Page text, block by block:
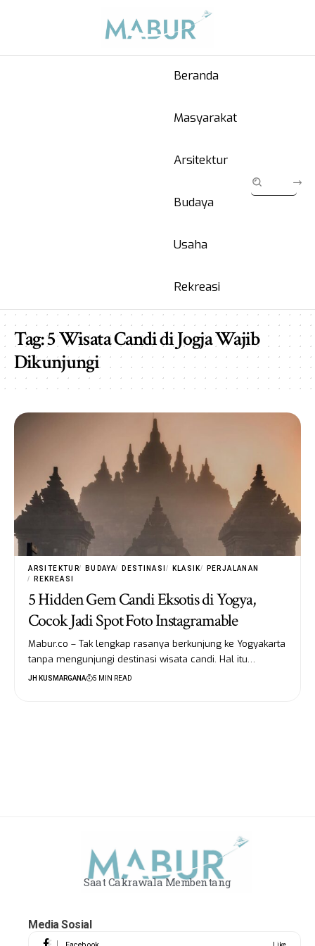
Beranda
Masyarakat
Arsitektur
Budaya
Usaha
Rekreasi
Tag:5 Wisata Candi di Jogja Wajib
Dikunjungi
ARSITEKTUR BUDAYA DESTINASI KLASIK
PERJALANAN
REKREASI
5 Hidden Gem Candi Eksotis di Yogya,
Cocok Jadi Spot Foto Instagramable
Mabur.co – Tak lengkap rasanya berkunjung ke Yogyakarta
tanpa mengunjungi destinasi wisata candi. Hal itu…
JH KUSMARGANA 5 MIN READ
Saat Cakrawala Membentang
Media Sosial